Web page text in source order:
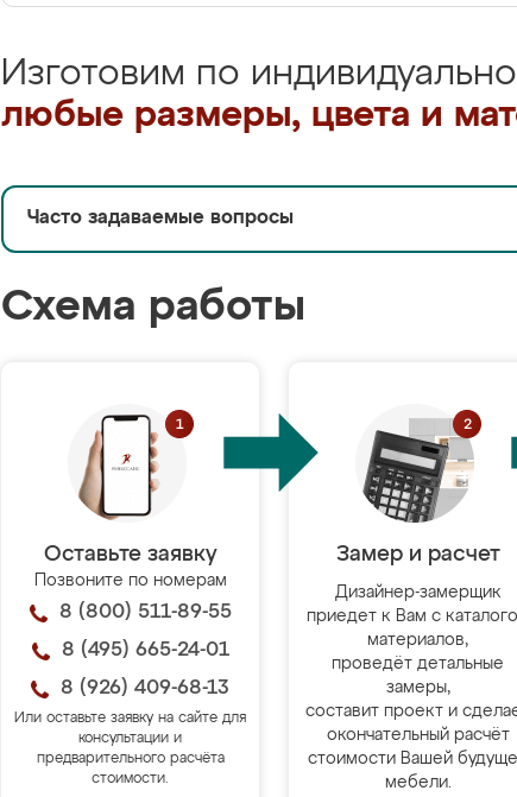
Изготовим по
любые размеры, цвета и
Часто задаваемые вопросы
Схема работы
Оставьте заявку
Позвоните по номерам
8 (800) 511-89-55
8 (495) 665-24-01
8 (926) 409-68-13
Или оставьте заявку на сайте для
консультации и
предварительного расчёта
стоимости.
Замер и расчет
Дизайнер-замерщик
приедет к Вам с
материалов,
проведёт детальные
замеры,
составит проект и
окончательный расчёт
стоимости Вашей
мебели.